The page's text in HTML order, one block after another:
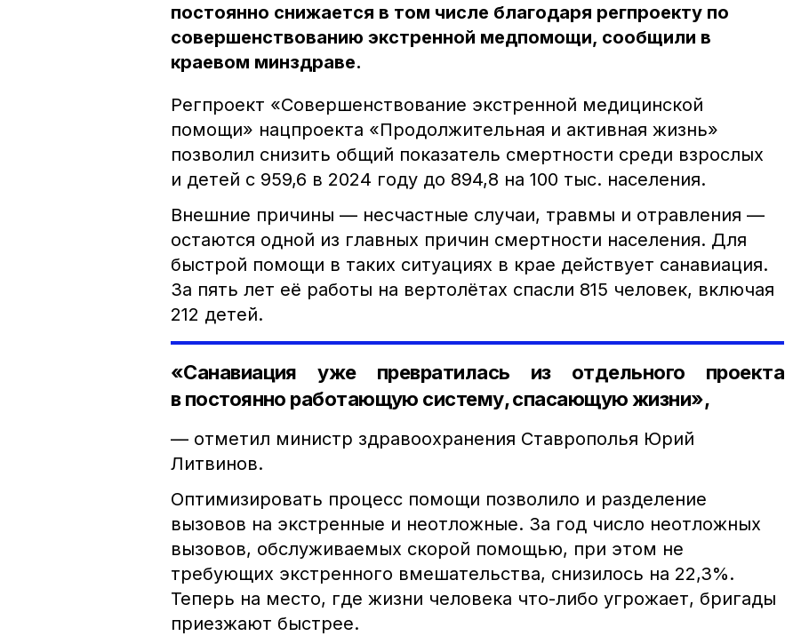
постоянно снижается в том числе благодаря регпроекту по
совершенствованию экстренной медпомощи, сообщили в
краевом минздраве.
Регпроект «Совершенствование экстренной медицинской
помощи» нацпроекта «Продолжительная и активная жизнь»
позволил снизить общий показатель смертности среди взрослых
и детей с 959,6 в 2024 году до 894,8 на 100 тыс. населения.
Внешние причины — несчастные случаи, травмы и отравления —
остаются одной из главных причин смертности населения. Для
быстрой помощи в таких ситуациях в крае действует санавиация.
За пять лет её работы на вертолётах спасли 815 человек, включая
212 детей.
«Санавиация уже превратилась из отдельного проекта
в постоянно работающую систему, спасающую жизни»,
— отметил министр здравоохранения Ставрополья Юрий
Литвинов.
Оптимизировать процесс помощи позволило и разделение
вызовов на экстренные и неотложные. За год число неотложных
вызовов, обслуживаемых скорой помощью, при этом не
требующих экстренного вмешательства, снизилось на 22,3%.
Теперь на место, где жизни человека что-либо угрожает, бригады
приезжают быстрее.